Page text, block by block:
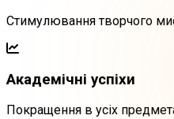
Стимулювання творчого
Академічні успіхи
Покращення в усіх